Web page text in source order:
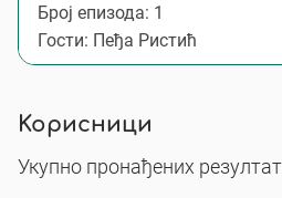
Број епизода: 1
Гости: Пеђа Ристић
Корисници
Укупно пронађених